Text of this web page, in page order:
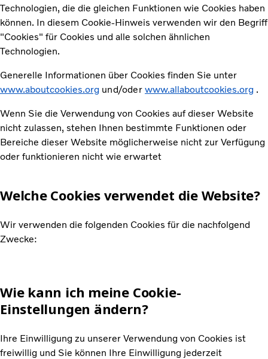
Technologien, die die gleichen Funktionen wie Cookies haben
können. In diesem Cookie-Hinweis verwenden wir den Begriff
"Cookies" für Cookies und alle solchen ähnlichen
Technologien.
Generelle Informationen über Cookies finden Sie unter
www.aboutcookies.org und/oder www.allaboutcookies.org .
Wenn Sie die Verwendung von Cookies auf dieser Website
nicht zulassen, stehen Ihnen bestimmte Funktionen oder
Bereiche dieser Website möglicherweise nicht zur Verfügung
oder funktionieren nicht wie erwartet
Welche Cookies verwendet die Website?
Wir verwenden die folgenden Cookies für die nachfolgend
Zwecke:
Wie kann ich meine Cookie-
Einstellungen ändern?
Ihre Einwilligung zu unserer Verwendung von Cookies ist
freiwillig und Sie können Ihre Einwilligung jederzeit